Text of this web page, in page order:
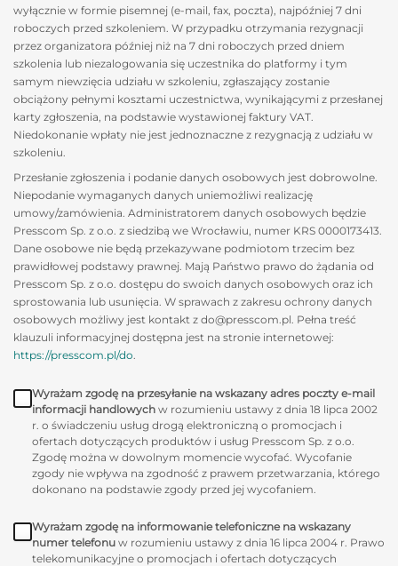
wyłącznie w formie pisemnej (e-mail, fax, poczta), najpóźniej 7 dni
roboczych przed szkoleniem. W przypadku otrzymania rezygnacji
przez organizatora później niż na 7 dni roboczych przed dniem
szkolenia lub niezalogowania się uczestnika do platformy i tym
samym niewzięcia udziału w szkoleniu, zgłaszający zostanie
obciążony pełnymi kosztami uczestnictwa, wynikającymi z przesłanej
karty zgłoszenia, na podstawie wystawionej faktury VAT.
Niedokonanie wpłaty nie jest jednoznaczne z rezygnacją z udziału w
szkoleniu.
Przesłanie zgłoszenia i podanie danych osobowych jest dobrowolne.
Niepodanie wymaganych danych uniemożliwi realizację
umowy/zamówienia. Administratorem danych osobowych będzie
Presscom Sp. z o.o. z siedzibą we Wrocławiu, numer KRS 0000173413.
Dane osobowe nie będą przekazywane podmiotom trzecim bez
prawidłowej podstawy prawnej. Mają Państwo prawo do żądania od
Presscom Sp. z o.o. dostępu do swoich danych osobowych oraz ich
sprostowania lub usunięcia. W sprawach z zakresu ochrony danych
osobowych możliwy jest kontakt z do@presscom.pl. Pełna treść
klauzuli informacyjnej dostępna jest na stronie internetowej:
https://presscom.pl/do.
Wyrażam zgodę na przesyłanie na wskazany adres poczty e-mail
informacji handlowych w rozumieniu ustawy z dnia 18 lipca 2002
r. o świadczeniu usług drogą elektroniczną o promocjach i
ofertach dotyczących produktów i usług Presscom Sp. z o.o.
Zgodę można w dowolnym momencie wycofać. Wycofanie
zgody nie wpływa na zgodność z prawem przetwarzania, którego
dokonano na podstawie zgody przed jej wycofaniem.
Wyrażam zgodę na informowanie telefoniczne na wskazany
numer telefonu w rozumieniu ustawy z dnia 16 lipca 2004 r. Prawo
telekomunikacyjne o promocjach i ofertach dotyczących